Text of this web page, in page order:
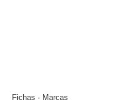
Fichas · Marcas